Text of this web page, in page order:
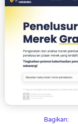
Bagikan: